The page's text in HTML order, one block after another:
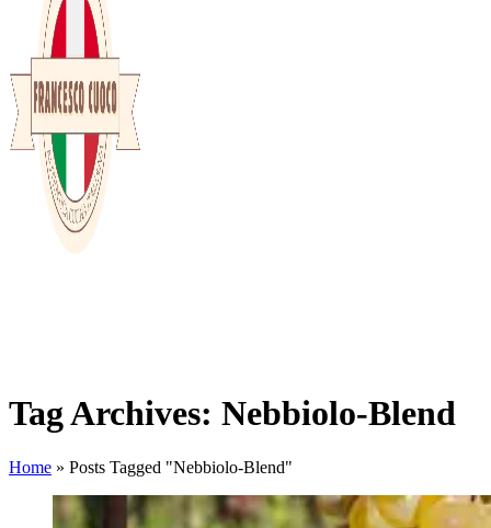
Tag Archives: Nebbiolo-Blend
Home » Posts Tagged "Nebbiolo-Blend"